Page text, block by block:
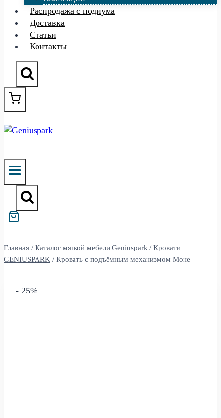
Распродажа с подиума
Доставка
Статьи
Контакты
Главная / Каталог мягкой мебели Geniuspark / Кровати
GENIUSPARK / Кровать с подъёмным механизмом Моне
- 25%